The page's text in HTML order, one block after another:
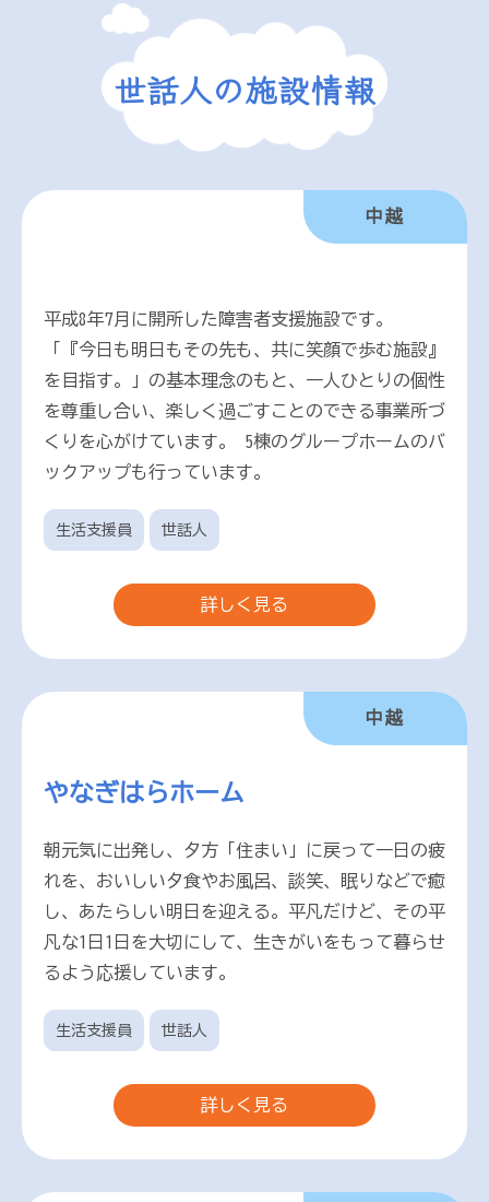
世話人の施設情報
中越
平成8年7月に開所した障害者支援施設です。
「『今日も明日もその先も、共に笑顔で歩む施設』
を目指す。」の基本理念のもと、一人ひとりの個性
を尊重し合い、楽しく過ごすことのできる事業所づ
くりを心がけています。 5棟のグループホームのバ
ックアップも行っています。
生活支援員 世話人
詳しく見る
やなぎはらホーム
中越
朝元気に出発し、夕方「住まい」に戻って一日の疲
れを、おいしい夕食やお風呂、談笑、眠りなどで癒
し、あたらしい明日を迎える。平凡だけど、その平
凡な1日1日を大切にして、生きがいをもって暮らせ
るよう応援しています。
生活支援員 世話人
詳しく見る